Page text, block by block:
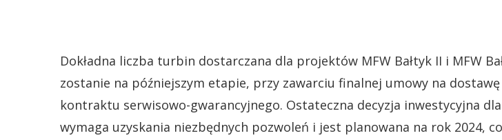
Dokładna liczba turbin dostarczana dla projektów MFW Bałtyk II i MFW
zostanie na późniejszym etapie, przy zawarciu finalnej umowy na
kontraktu serwisowo-gwarancyjnego. Ostateczna decyzja inwestycyjna
wymaga uzyskania niezbędnych pozwoleń i jest planowana na rok 2024,